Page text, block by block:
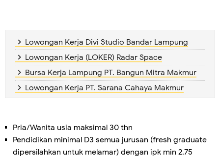
Lowongan Kerja Divi Studio Bandar Lampung
Lowongan Kerja (LOKER) Radar Space
Bursa Kerja Lampung PT. Bangun Mitra Makmur
Lowongan Kerja PT. Sarana Cahaya Makmur
Pria/Wanita usia maksimal 30 thn
Pendidikan minimal D3 semua jurusan (fresh graduate
dipersilahkan untuk melamar) dengan ipk min 2.75